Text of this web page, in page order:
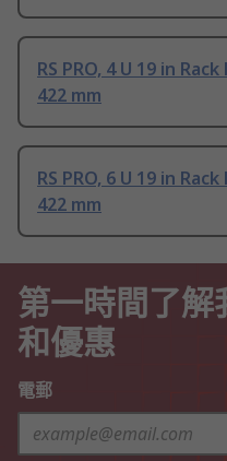
RS PRO, 4 U 19 in
422 mm
RS PRO, 6 U 19 in
422 mm
第一時間了
和優惠
電郵